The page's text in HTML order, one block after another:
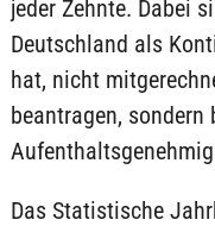
jeder Zehnte. Dabei
Deutschland als
hat, nicht
beantragen,
Das Statistische